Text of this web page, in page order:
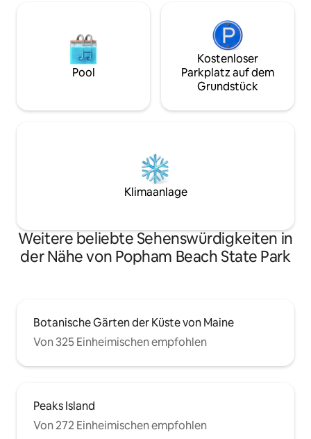
Pool
Kostenloser
Parkplatz auf dem
Grundstück
Klimaanlage
Weitere beliebte Sehenswürdigkeiten in
der Nähe von Popham Beach State Park
Botanische Gärten der Küste von Maine
Von 325 Einheimischen empfohlen
Peaks Island
Von 272 Einheimischen empfohlen